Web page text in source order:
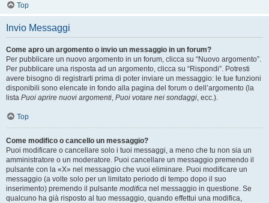
Top
Invio Messaggi
Come apro un argomento o invio un messaggio in un forum?
Per pubblicare un nuovo argomento in un forum, clicca su “Nuovo argomento”.
Per pubblicare una risposta ad un argomento, clicca su “Rispondi”. Potresti
avere bisogno di registrarti prima di poter inviare un messaggio: le tue funzioni
disponibili sono elencate in fondo alla pagina del forum o dell’argomento (la
lista Puoi aprire nuovi argomenti, Puoi votare nei sondaggi, ecc.).
Top
Come modifico o cancello un messaggio?
Puoi modificare o cancellare solo i tuoi messaggi, a meno che tu non sia un
amministratore o un moderatore. Puoi cancellare un messaggio premendo il
pulsante con la «X» nel messaggio che vuoi eliminare. Puoi modificare un
messaggio (a volte solo per un limitato periodo di tempo dopo il suo
inserimento) premendo il pulsante modifica nel messaggio in questione. Se
qualcuno ha già risposto al tuo messaggio, quando effettui una modifica,